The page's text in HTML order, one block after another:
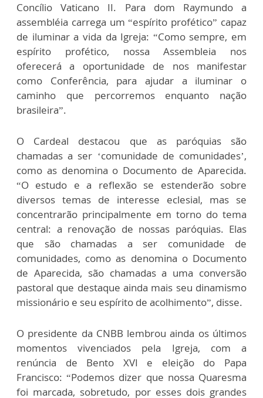
Concílio Vaticano II. Para dom Raymundo a
assembléia carrega um “espírito profético” capaz
de iluminar a vida da Igreja: “Como sempre, em
espírito profético, nossa Assembleia nos
oferecerá a oportunidade de nos manifestar
como Conferência, para ajudar a iluminar o
caminho que percorremos enquanto nação
brasileira”.
O Cardeal destacou que as paróquias são
chamadas a ser ‘comunidade de comunidades’,
como as denomina o Documento de Aparecida.
“O estudo e a reflexão se estenderão sobre
diversos temas de interesse eclesial, mas se
concentrarão principalmente em torno do tema
central: a renovação de nossas paróquias. Elas
que são chamadas a ser comunidade de
comunidades, como as denomina o Documento
de Aparecida, são chamadas a uma conversão
pastoral que destaque ainda mais seu dinamismo
missionário e seu espírito de acolhimento”, disse.
O presidente da CNBB lembrou ainda os últimos
momentos vivenciados pela Igreja, com a
renúncia de Bento XVI e eleição do Papa
Francisco: “Podemos dizer que nossa Quaresma
foi marcada, sobretudo, por esses dois grandes